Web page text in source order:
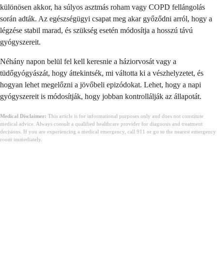
különösen akkor, ha súlyos asztmás roham vagy COPD fellángolás
során adták. Az egészségügyi csapat meg akar győződni arról, hogy a
légzése stabil marad, és szükség esetén módosítja a hosszú távú
gyógyszereit.
Néhány napon belül fel kell keresnie a háziorvosát vagy a
tüdőgyógyászát, hogy áttekintsék, mi váltotta ki a vészhelyzetet, és
hogyan lehet megelőzni a jövőbeli epizódokat. Lehet, hogy a napi
gyógyszereit is módosítják, hogy jobban kontrollálják az állapotát.
Medical Disclaimer: This article is for informational purposes only and does not constitute
medical advice. Always consult a qualified healthcare provider for diagnosis and treatment
decisions. If you are experiencing a medical emergency, call 911 or go to the nearest emergency
room immediately.